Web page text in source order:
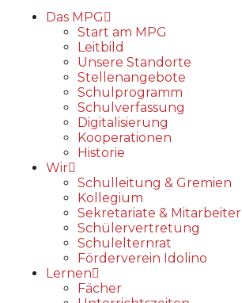
Das MPG
Start am MPG
Leitbild
Unsere Standorte
Stellenangebote
Schulprogramm
Schulverfassung
Digitalisierung
Kooperationen
Historie
Wir
Schulleitung & Gremien
Kollegium
Sekretariate & Mitarbeiter
Schülervertretung
Schulelternrat
Förderverein Idolino
Lernen
Fächer